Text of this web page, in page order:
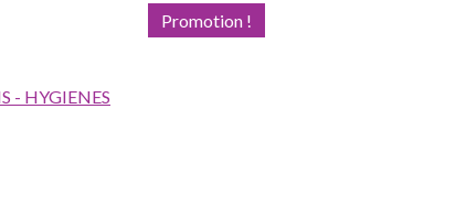
Promotion !
- HYGIENES